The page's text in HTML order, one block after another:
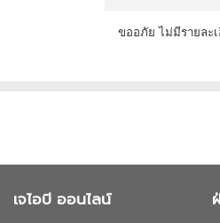
ขออภัย ไม่มีรายละ
เจไอบี ออนไลน์